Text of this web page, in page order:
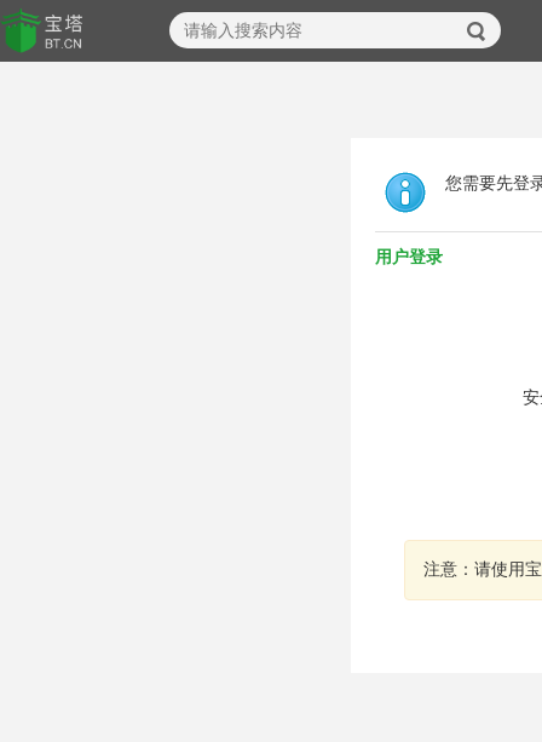
您需要先登
用户登录
注意：请使用